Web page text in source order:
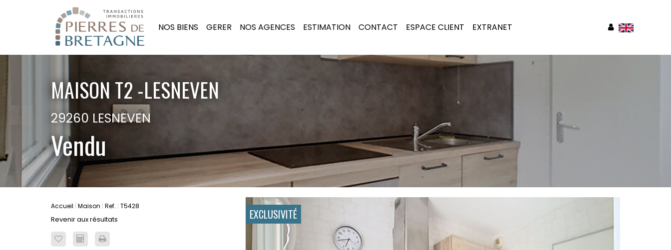
NOS BIENS GERER NOS AGENCES ESTIMATION CONTACT ESPACE CLIENT EXTRANET
MAISON T2 -LESNEVEN
29260 LESNEVEN
Vendu
Accueil Maison Ref. : T5428
Revenir aux résultats EXCLUSIVITÉ